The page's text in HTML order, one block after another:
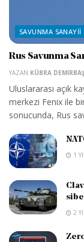
SAVUNMA SANAYII
Rus Savunma
YAZAN KÜBRA DEMIRBAŞ
Uluslararası açık
merkezi Fenix ile
sonucunda, Rus
1
2